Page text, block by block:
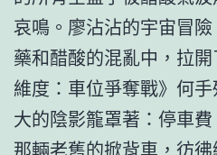
哀鳴。廖沾沾的宇宙冒
藥和醋酸的混亂中，拉
維度：車位爭奪戰》何
大的陰影籠罩著：停車
那輛老舊的掀背車，彷